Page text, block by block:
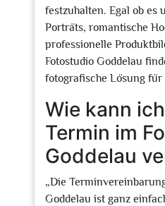
festzuhalten. Egal ob es
Porträts, romantische
professionelle
Fotostudio Goddelau
fotografische Lösung
Wie kann
Termin im
Goddelau
„Die
Goddelau ist ganz